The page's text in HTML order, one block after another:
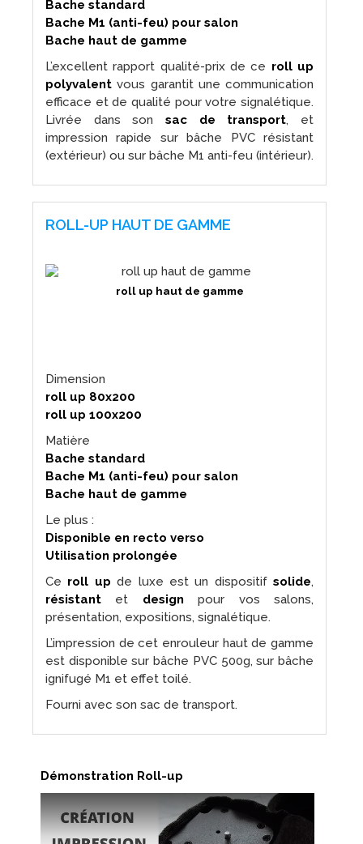
Bache standard
Bache M1 (anti-feu) pour salon
Bache haut de gamme
L’excellent rapport qualité-prix de ce roll up
polyvalent vous garantit une communication
efficace et de qualité pour votre signalétique.
Livrée dans son sac de transport, et
impression rapide sur bâche PVC résistant
(extérieur) ou sur bâche M1 anti-feu (intérieur).
ROLL-UP HAUT DE GAMME
roll up haut de gamme
Dimension
roll up 80x200
roll up 100x200
Matière
Bache standard
Bache M1 (anti-feu) pour salon
Bache haut de gamme
Le plus :
Disponible en recto verso
Utilisation prolongée
Ce roll upde luxe est un dispositif solide,
résistant et design pour vos salons,
présentation, expositions, signalétique.
L’impression de cet enrouleur haut de gamme
est disponible sur bâche PVC 500g, sur bâche
ignifugé M1 et effet toilé.
Fourni avec son sac de transport.
Démonstration Roll-up